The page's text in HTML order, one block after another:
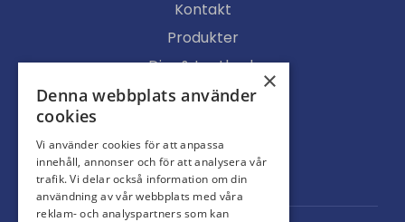
Kontakt
Produkter
Djur & Lantbruk
Köpvillkor
Ljusgenomsläpp
Portar
×
Denna webbplats använder
cookies
Vi använder cookies för att anpassa
innehåll, annonser och för att analysera vår
trafik. Vi delar också information om din
användning av vår webbplats med våra
reklam- och analyspartners som kan